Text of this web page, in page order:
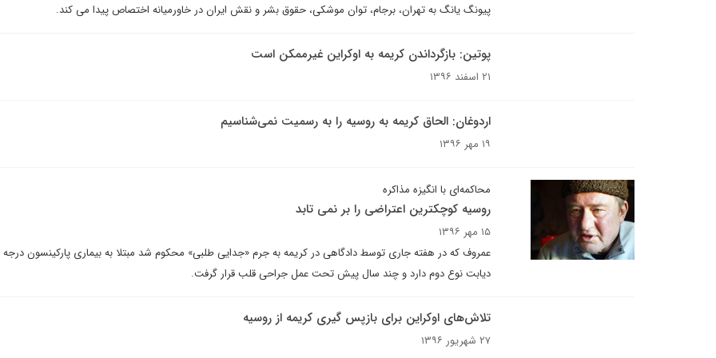
پیونگ یانگ به تهران، برجام، توان موشکی، حقوق بشر و نقش ایران در خاورمیانه اختصاص پیدا می کند.
پوتین: بازگرداندن کریمه به اوکراین غیرممکن است
۲۱ اسفند ۱۳۹۶
اردوغان: الحاق کریمه به روسیه را به رسمیت نمی‌شناسیم
۱۹ مهر ۱۳۹۶
محاکمه‌ای با انگیزه مذاکره
روسیه کوچکترین اعتراضی را بر نمی تابد
۱۵ مهر ۱۳۹۶
عمروف که در هفته جاری توسط دادگاهی در کریمه به جرم «جدایی طلبی» محکوم شد مبتلا به بیماری پارکینسون
دیابت نوع دوم دارد و چند سال پیش تحت عمل جراحی قلب قرار گرفت.
تلاش‌های اوکراین برای بازپس گیری کریمه از روسیه
۲۷ شهریور ۱۳۹۶